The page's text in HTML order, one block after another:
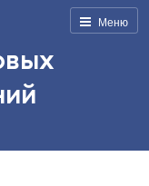
Меню